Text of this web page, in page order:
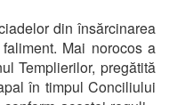
din însărcinarea
Mai norocos a
Templierilor, pregătită
în timpul Conciliului